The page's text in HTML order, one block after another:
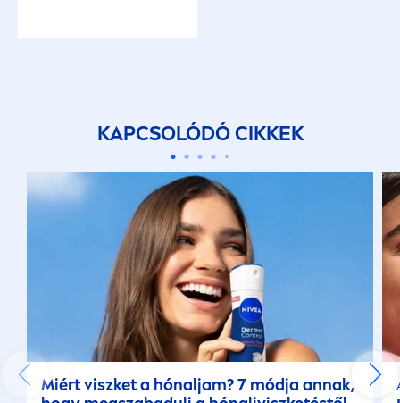
KAPCSOLÓDÓ CIKKEK
Miért viszket a hónaljam? 7 módja annak,